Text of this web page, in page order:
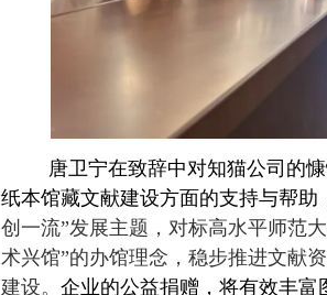
唐卫宁在致辞中对知猫公司的
纸本馆藏文献建设方面的支持与帮助
创一流”发展主题，对标高水平师范
术兴馆”的办馆理念，稳步推进文献
建设。 企业的公益捐赠，将有效丰